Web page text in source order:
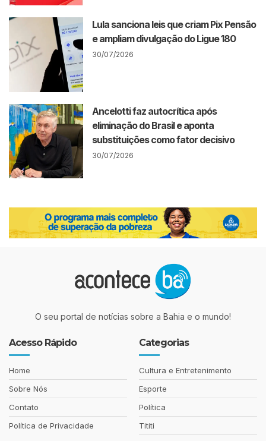
Lula sanciona leis que criam Pix Pensão
e ampliam divulgação do Ligue 180
30/07/2026
Ancelotti faz autocrítica após
eliminação do Brasil e aponta
substituições como fator decisivo
30/07/2026
O seu portal de notícias sobre a Bahia e o mundo!
Acesso Rápido
Home
Sobre Nós
Contato
Política de Privacidade
Categorias
Cultura e Entretenimento
Esporte
Política
Tititi